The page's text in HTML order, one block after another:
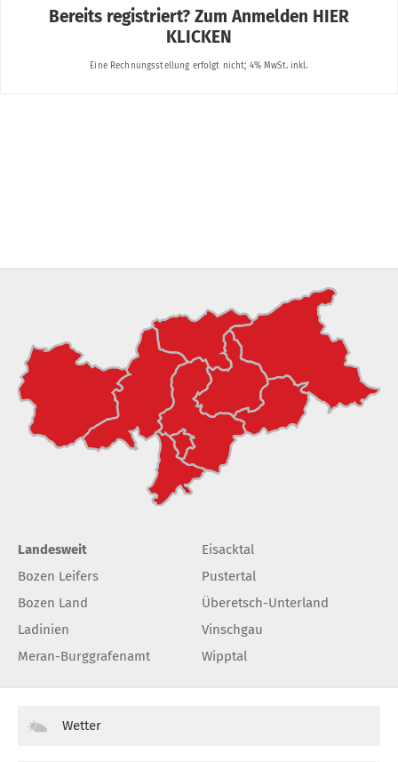
Landesweit
Bozen Leifers
Bozen Land
Ladinien
Meran-Burggrafenamt
Eisacktal
Pustertal
Überetsch-Unterland
Vinschgau
Wipptal
Wetter